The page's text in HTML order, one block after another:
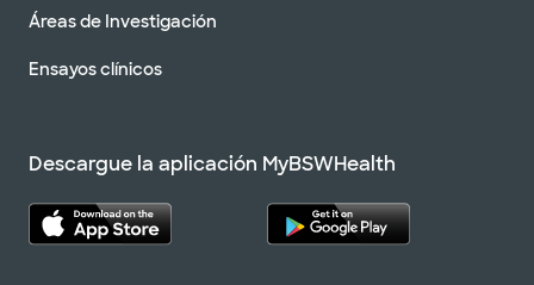
Áreas de Investigación
Ensayos clínicos
Descargue la aplicación MyBSWHealth